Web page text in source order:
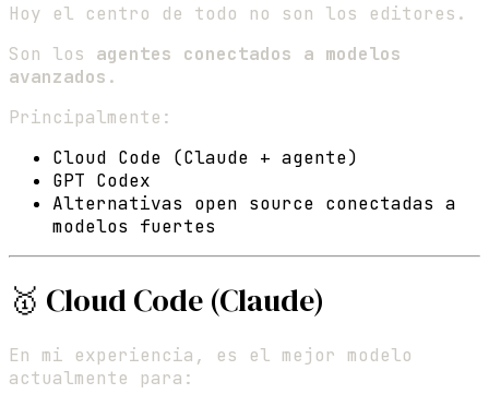
Hoy el centro de todo no son los editores.
Son los agentes conectados a modelos
avanzados .
Principalmente:
Cloud Code (Claude + agente)
GPT Codex
Alternativas open source conectadas a
modelos fuertes
🥇 Cloud Code (Claude)
En mi experiencia, es el mejor modelo
actualmente para: